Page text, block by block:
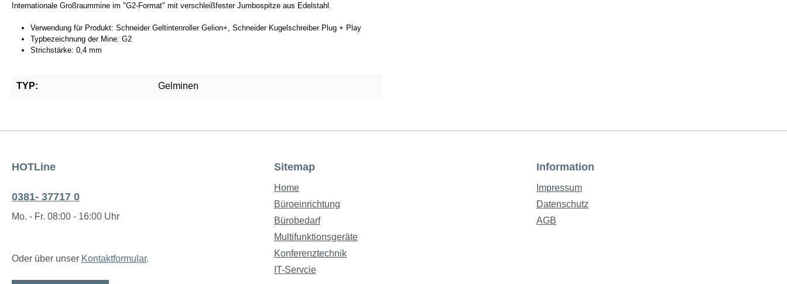
Internationale Großraummine im "G2-Format" mit verschleißfester Jumbospitze aus Edelstahl.
Verwendung für Produkt: Schneider Geltintenroller Gelion+, Schneider Kugelschreiber Plug + Play
Typbezeichnung der Mine: G2
Strichstärke: 0,4 mm
TYP: Gelminen
HOTLine
0381- 37717 0
Mo. - Fr. 08:00 - 16:00 Uhr
Oder über unser Kontaktformular.
Sitemap
Home
Büroeinrichtung
Bürobedarf
Multifunktionsgeräte
Konferenztechnik
IT-Servcie
Information
Impressum
Datenschutz
AGB